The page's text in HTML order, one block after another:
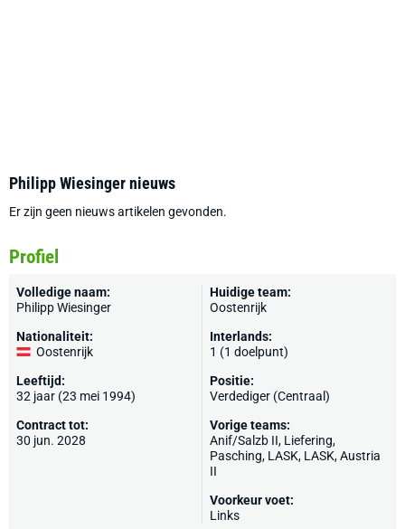
Philipp Wiesinger nieuws
Er zijn geen nieuws artikelen gevonden.
Profiel
Volledige naam:
Philipp Wiesinger
Nationaliteit:
Oostenrijk
Leeftijd:
32 jaar (23 mei 1994)
Contract tot:
30 jun. 2028
Huidige team:
Oostenrijk
Interlands:
1 (1 doelpunt)
Positie:
Verdediger (Centraal)
Vorige teams:
Anif/Salzb II, Liefering,
Pasching, LASK, LASK, Austria
II
Voorkeur voet:
Links